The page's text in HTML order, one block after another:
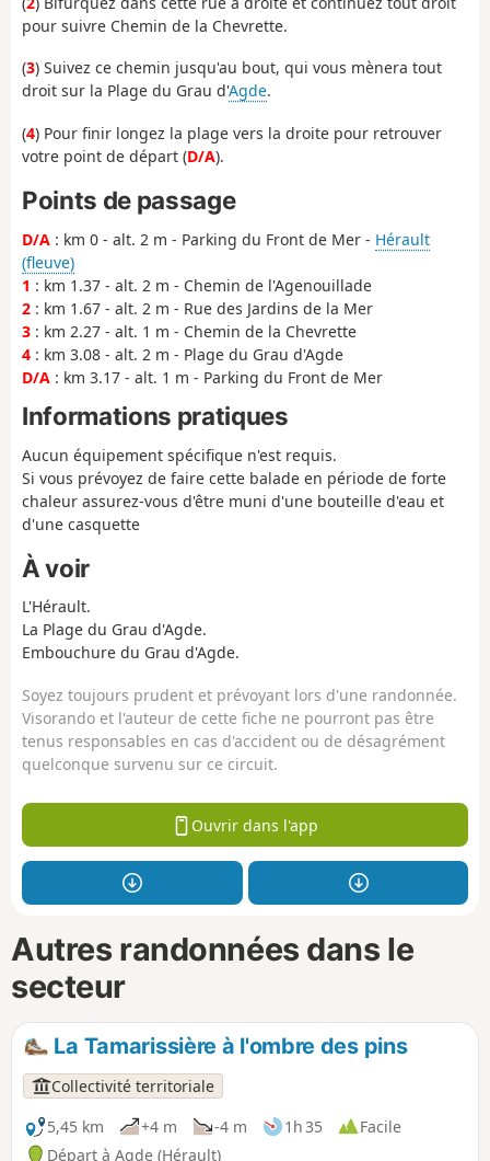
pour suivre Chemin de la Chevrette.
(3) Suivez ce chemin jusqu'au bout, qui vous mènera tout
droit sur la Plage du Grau d'Agde.
(4) Pour finir longez la plage vers la droite pour retrouver
votre point de départ (D/A).
Points de passage
D/A : km 0 - alt. 2 m - Parking du Front de Mer - Hérault
(fleuve)
1 : km 1.37 - alt. 2 m - Chemin de l'Agenouillade
2 : km 1.67 - alt. 2 m - Rue des Jardins de la Mer
3 : km 2.27 - alt. 1 m - Chemin de la Chevrette
4 : km 3.08 - alt. 2 m - Plage du Grau d'Agde
D/A : km 3.17 - alt. 1 m - Parking du Front de Mer
Informations pratiques
Aucun équipement spécifique n'est requis.
Si vous prévoyez de faire cette balade en période de forte
chaleur assurez-vous d'être muni d'une bouteille d'eau et
d'une casquette
À voir
L'Hérault.
La Plage du Grau d'Agde.
Embouchure du Grau d'Agde.
Soyez toujours prudent et prévoyant lors d'une randonnée.
Visorando et l'auteur de cette fiche ne pourront pas être
tenus responsables en cas d'accident ou de désagrément
quelconque survenu sur ce circuit.
Ouvrir dans l'app
Autres randonnées dans le
secteur
La Tamarissière à l'ombre des pins
Collectivité territoriale
5,45 km
+4 m -4 m 1h 35
Facile
Départ à Agde (Hérault)